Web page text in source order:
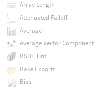
Array Length
Attenuated Falloff
Average
Average Vector Component
BSDF Tint
Bake Exports
Bias